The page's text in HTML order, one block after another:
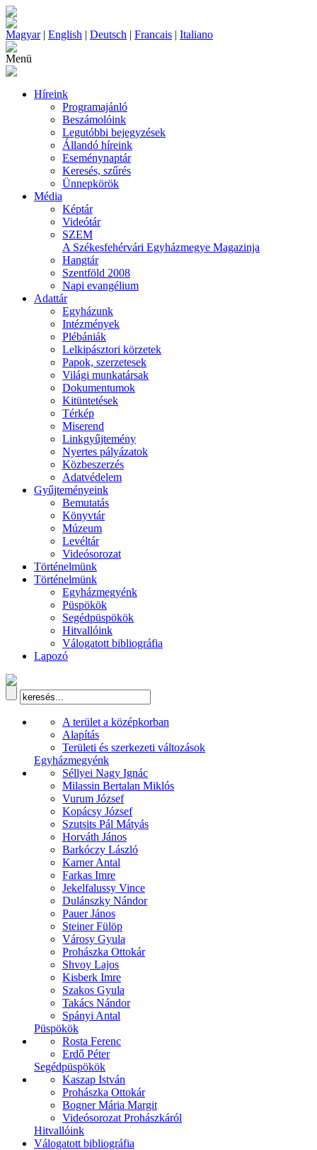
Magyar| English | Deutsch | Francais | Italiano
Menü
Híreink
Programajánló
Beszámolóink
Legutóbbi bejegyzések
Állandó híreink
Eseménynaptár
Keresés, szűrés
Ünnepkörök
Média
Képtár
Videótár
SZEM
A Székesfehérvári Egyházmegye Magazinja
Hangtár
Szentföld 2008
Napi evangélium
Adattár
Egyházunk
Intézmények
Plébániák
Lelkipásztori körzetek
Papok, szerzetesek
Világi munkatársak
Dokumentumok
Kitüntetések
Térkép
Miserend
Linkgyűjtemény
Nyertes pályázatok
Közbeszerzés
Adatvédelem
Gyűjteményeink
Bemutatás
Könyvtár
Múzeum
Levéltár
Videósorozat
Történelmünk
Történelmünk
Egyházmegyénk
Püspökök
Segédpüspökök
Hitvallóink
Válogatott bibliográfia
Lapozó
A terület a középkorban
Alapítás
Területi és szerkezeti változások
Egyházmegyénk
Séllyei Nagy Ignác
Milassin Bertalan Miklós
Vurum József
Kopácsy József
Szutsits Pál Mátyás
Horváth János
Barkóczy László
Karner Antal
Farkas Imre
Jekelfalussy Vince
Dulánszky Nándor
Pauer János
Steiner Fülöp
Városy Gyula
Prohászka Ottokár
Shvoy Lajos
Kisberk Imre
Szakos Gyula
Takács Nándor
Spányi Antal
Püspökök
Rosta Ferenc
Erdő Péter
Segédpüspökök
Kaszap István
Prohászka Ottokár
Bogner Mária Margit
Videósorozat Prohászkáról
Hitvallóink
Válogatott bibliográfia